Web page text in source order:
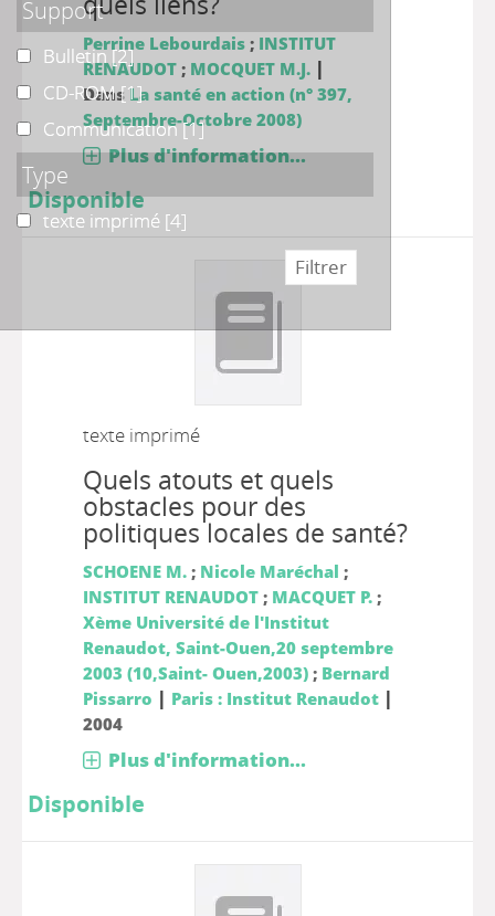
Perrine Lebourdais; INSTITUT
RENAUDOT; MOCQUET M.J. |
DansLa santé en action (n° 397,
Septembre-Octobre 2008)
Plus d'information...
Disponible
texte imprimé
Quels atouts et quels
obstacles pour des
politiques locales de santé?
SCHOENE M.; Nicole Maréchal ;
INSTITUT RENAUDOT; MACQUET P.;
Xème Université de l'Institut
Renaudot, Saint-Ouen,20 septembre
2003 (10,Saint- Ouen,2003); Bernard
Pissarro | Paris : Institut Renaudot|
2004
Plus d'information...
Disponible
Support
Bulletin
Bulletin[2]
CD-ROM
CD-ROM[1]
Communication
Communication[1]
Type
texte imprimé
texte imprimé [4]